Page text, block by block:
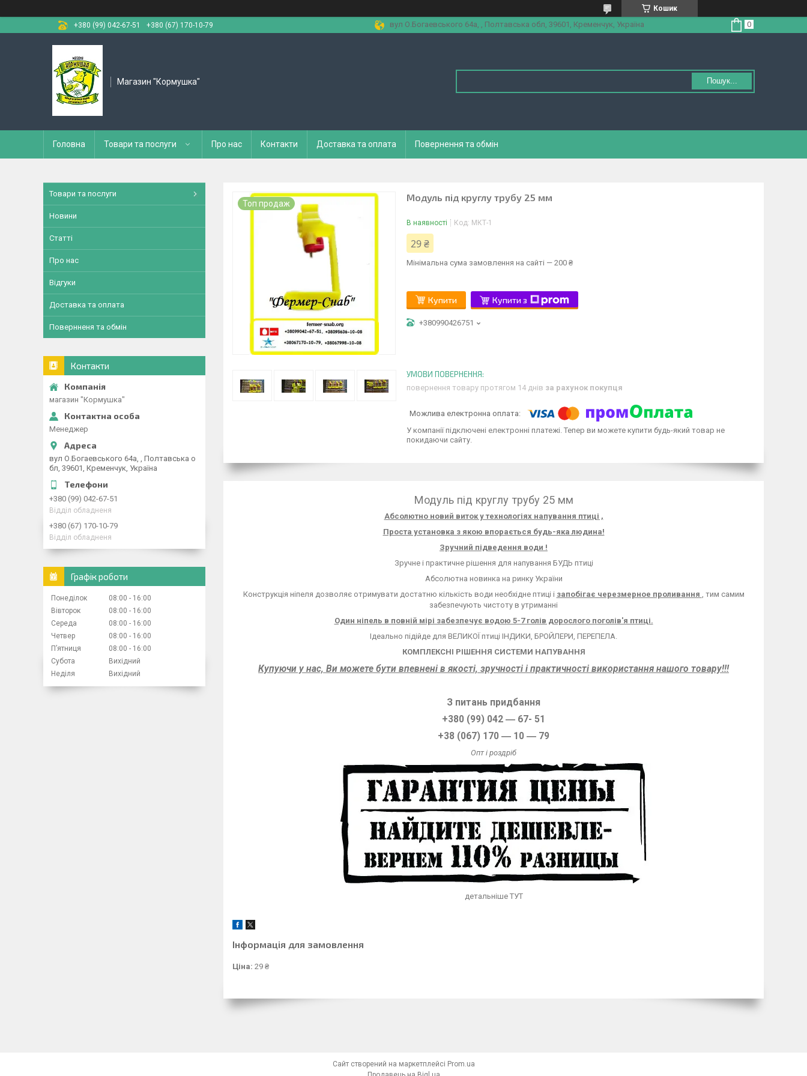
Кошик
+380 (99) 042-67-51
+380 (67) 170-10-79 вул О.Богаевського 64а, , Полтавська обл, 39601, Кременчук, Україна
Магазин "Кормушка" Пошук...
Головна Товари та послуги Про нас Контакти Доставка та оплата Повернення та обмін
Топ продаж
Модуль під круглу трубу 25 мм
В наявності Код: МКТ-1
29 ₴
Мінімальна сума замовлення на сайті — 200 ₴
Купити Купити з
+380990426751
повернення товару протягом 14 днів за рахунок покупця
У компанії підключені електронні платежі. Тепер ви можете купити будь-який товар не
покидаючи сайту.
Модуль під круглу трубу 25 мм
Абсолютно новий виток у технологіях напування птиці ,
Проста установка з якою впорається будь-яка людина!
Зручний підведення води !
Зручне і практичне рішення для напування БУДЬ птиці
Абсолютна новинка на ринку України
Конструкція ніпеля дозволяє отримувати достатню кількість води необхідне птиці і запобігає черезмерное проливання
, тим самим
забезпечують чистоту в утриманні
Один ніпель в повній мірі забезпечує водою 5-7 голів дорослого поголів'я птиці.
Ідеально підійде для ВЕЛИКОЇ птиці ІНДИКИ, БРОЙЛЕРИ, ПЕРЕПЕЛА.
КОМПЛЕКСНІ РІШЕННЯ СИСТЕМИ НАПУВАННЯ
Купуючи у нас, Ви можете бути впевнені в якості, зручності і практичності використання нашого товару!!!
З питань придбання
+380 (99) 042 ― 67- 51
+38 (067) 170 ― 10 ― 79
Опт і роздріб
детальніше ТУТ
Інформація для замовлення
Ціна: 29 ₴
Товари та послуги
Новини
Статті
Про нас
Відгуки
Доставка та оплата
Повернненя та обмін
Контакти
магазин "Кормушка"
Менеджер
вул О.Богаевського 64а, , Полтавська о
бл, 39601, Кременчук, Україна
+380 (99) 042-67-51
Відділ обладненя
+380 (67) 170-10-79
Відділ обладненя
Графік роботи
Понеділок 08:00
16:00
Вівторок
08:00
16:00
Середа
08:00
16:00
Четвер
08:00
16:00
Пʼятниця
08:00
16:00
Субота
Вихідний
Неділя
Вихідний
Сайт створений на маркетплейсі Prom.ua